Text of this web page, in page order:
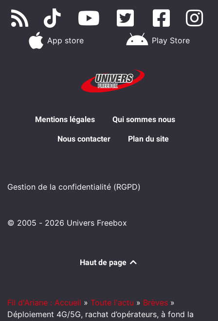
App store Play Store
Mentions légales Qui sommes nous
Nous contacter Plan du site
Gestion de la confidentialité (RGPD)
© 2005 - 2026 Univers Freebox
Haut de page
Fil d'Ariane : Accueil » Toute l'actu » Brèves »
Déploiement 4G/5G, rachat d’opérateurs, à fond la